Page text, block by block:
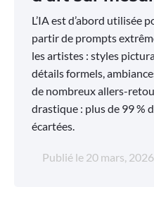
L’IA est d’abord utilisée
partir de prompts
les artistes : styles
détails formels,
de nombreux allers-
drastique : plus de 99 %
écartées.
Publié le 20 mars, 2026